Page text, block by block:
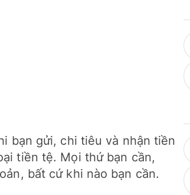
bạn gửi, chi tiêu và nhận tiền
tiền tệ. Mọi thứ bạn cần,
bất cứ khi nào bạn cần.